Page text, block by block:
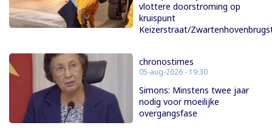
vlottere doorstroming op
kruispunt
Keizerstraat/
chronostimes
05-aug-2026 - 19:30
Simons: Minstens twee jaar
nodig voor moeilijke
overgangsfase